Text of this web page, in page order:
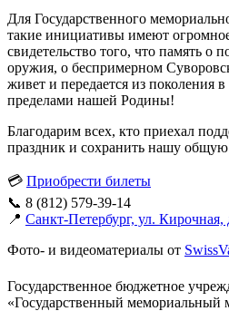
Для Государственного
такие инициативы имеют
свидетельство того, что память о
оружия, о беспримерном
живет и передается из поколения в
пределами нашей Родины!
Благодарим всех, кто приехал
праздник и сохранить нашу
💳 Приобрести билеты
📞 8 (812) 579-39-14
📍 Санкт-Петербург, ул. Кирочная,
Фото- и видеоматериалы от
Государственное бюджетное
«Государственный мемориальный